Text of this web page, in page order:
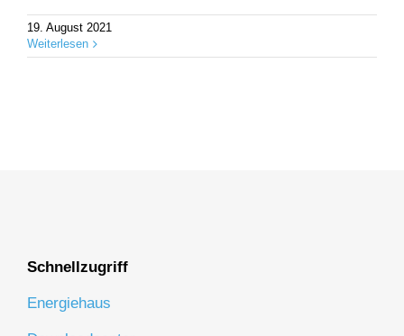
19. August 2021
Weiterlesen
Schnellzugriff
Energiehaus